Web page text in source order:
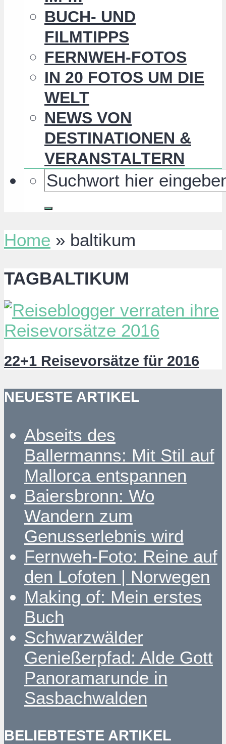
BUCH- UND
FILMTIPPS
FERNWEH-FOTOS
IN 20 FOTOS UM DIE
WELT
NEWS VON
DESTINATIONEN &
VERANSTALTERN
Home » baltikum
TAGBALTIKUM
22+1 Reisevorsätze für 2016
NEUESTE ARTIKEL
Abseits des
Ballermanns: Mit Stil auf
Mallorca entspannen
Baiersbronn: Wo
Wandern zum
Genusserlebnis wird
Fernweh-Foto: Reine auf
den Lofoten | Norwegen
Making of: Mein erstes
Buch
Schwarzwälder
Genießerpfad: Alde Gott
Panoramarunde in
Sasbachwalden
BELIEBTESTE ARTIKEL